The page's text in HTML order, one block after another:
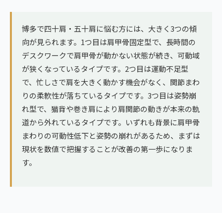
博多で四十肩・五十肩に悩む方には、大きく3つの傾
向が見られます。1つ目は肩甲骨固定型で、長時間の
デスクワークで肩甲骨が動かない状態が続き、可動域
が狭くなっているタイプです。2つ目は運動不足型
で、忙しさで肩を大きく動かす機会がなく、関節まわ
りの柔軟性が落ちているタイプです。3つ目は姿勢崩
れ型で、猫背や巻き肩により肩関節の動きが本来の軌
道から外れているタイプです。いずれも背景に肩甲骨
まわりの可動性低下と姿勢の崩れがあるため、まずは
現状を数値で把握することが改善の第一歩になりま
す。